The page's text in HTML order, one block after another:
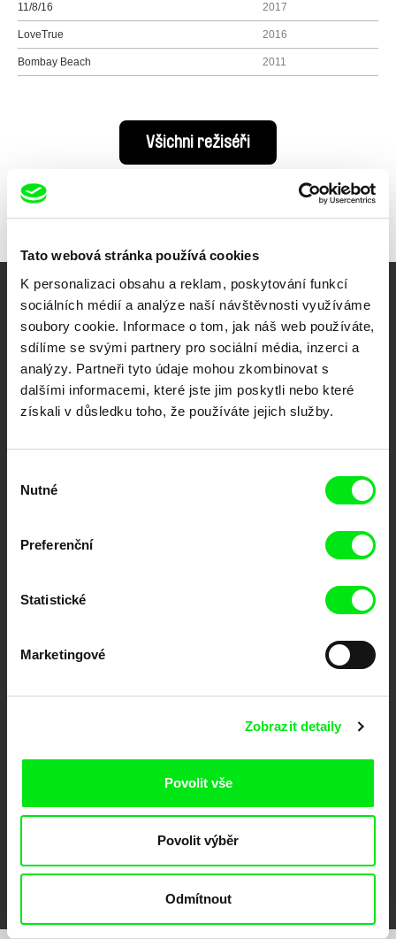
Tato webová stránka používá cookies
K personalizaci obsahu a reklam, poskytování funkcí
sociálních médií a analýze naší návštěvnosti využíváme
soubory cookie. Informace o tom, jak náš web používáte,
sdílíme se svými partnery pro sociální média, inzerci a
analýzy. Partneři tyto údaje mohou zkombinovat s
dalšími informacemi, které jste jim poskytli nebo které
získali v důsledku toho, že používáte jejich služby.
souhlasu
Nutné
Preferenční
Statistické
Marketingové
Zobrazit detaily
Povolit vše
Povolit výběr
Odmítnout
11/8/16 2017
LoveTrue 2016
Bombay Beach 2011
Všichni režiséři
Vaše online
dokumentární kino
Nové festivalové filmy
každý týden
festivalů dokumentárního filmu sdružených do Doc Alliance. Naším cílem je
posouvat hranice dokumentárního filmu, propagovat jeho rozmanitost a
CPH:DOX Doclisboa
Millennium Docs
DOK Leipzig
FIDMarseille MFDF Ji.hlava Visions du Réel